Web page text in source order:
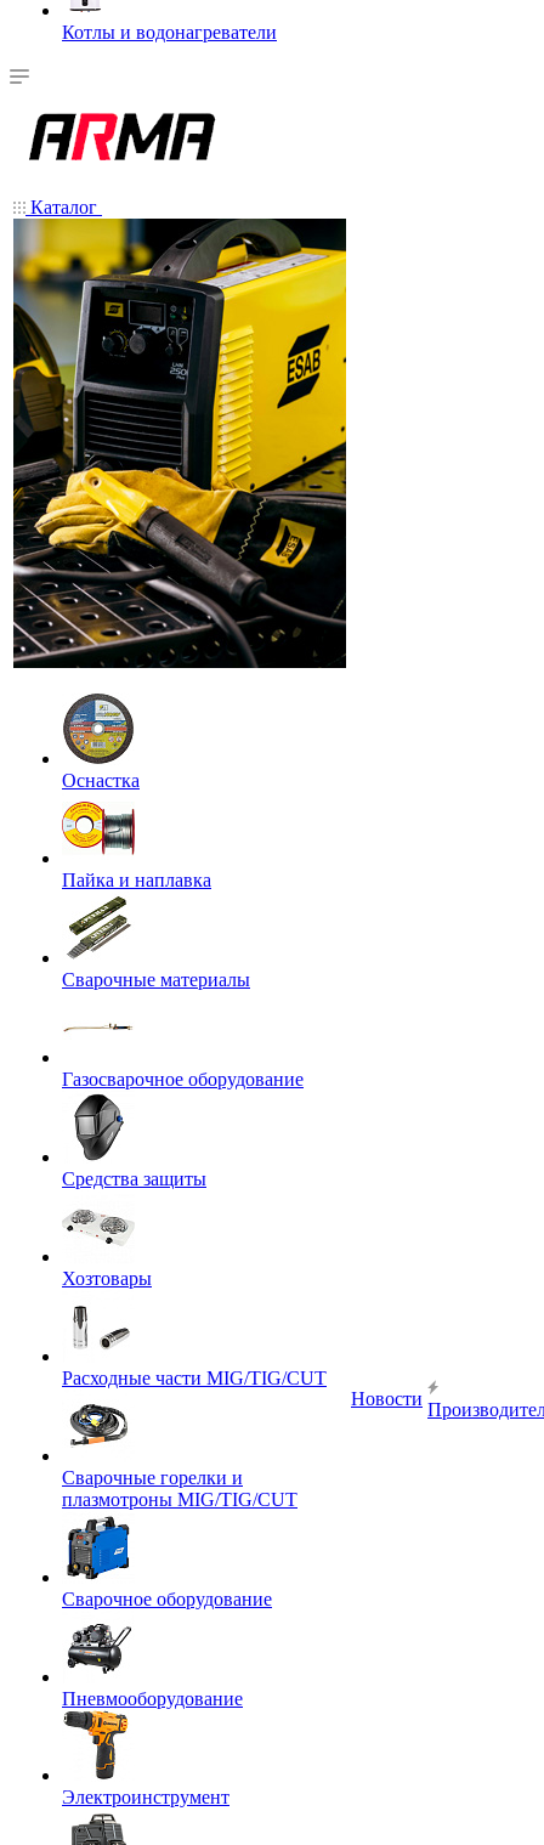
Котлы и водонагреватели
Каталог
Оснастка
Пайка и наплавка
Сварочные материалы
Газосварочное оборудование
Средства защиты
Хозтовары
Расходные части MIG/TIG/CUT
Сварочные горелки и
плазмотроны MIG/TIG/CUT
Сварочное оборудование
Пневмооборудование
Электроинструмент
Новости